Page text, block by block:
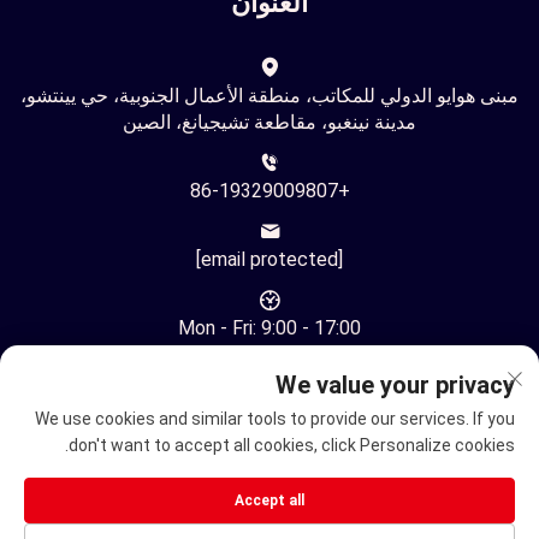
مبنى هوايو الدولي للمكاتب، منطقة الأعمال الجنوبية، حي يينتشو،
مدينة نينغبو، مقاطعة تشيجيانغ، الصين
+86-19329009807
Mon - Fri: 9:00 - 17:00
حقوق النشر © شركة نينغبو يوهوان للتكنولوجيا الأوتوماتيكية
المحدودة. جميع الحقوق محفوظة -
We value your privacy
We use cookies and similar tools to provide our services. If you
don't want to accept all cookies, click Personalize cookies.
Accept all